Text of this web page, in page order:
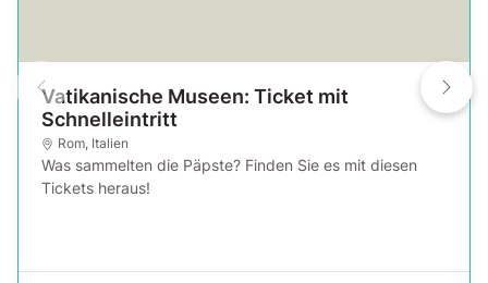
Vatikanische Museen: Ticket mit
Schnelleintritt
Rom, Italien
Was sammelten die Päpste? Finden Sie es mit diesen
Tickets heraus!